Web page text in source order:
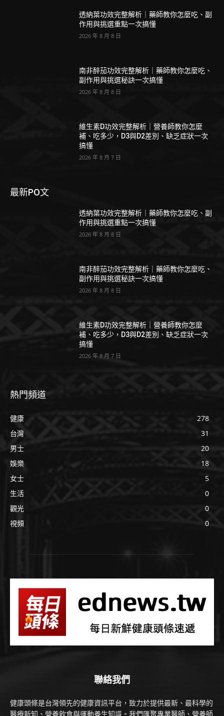
透納葉功效完整解析｜藥師教你怎麼吃、副
作用與挑選重點一次搞懂
2026 年 8 月 8 日
南非醉茄功效完整解析｜藥師教你怎麼吃、
副作用與挑選秘訣一次搞懂
2026 年 8 月 8 日
維生素D功效完整解析｜營養師教你怎麼
補、吃多少，D3與D2差別、缺乏症狀一次
搞懂
2026 年 8 月 7 日
最新PO文
透納葉功效完整解析｜藥師教你怎麼吃、副
作用與挑選重點一次搞懂
2026 年 8 月 8 日
南非醉茄功效完整解析｜藥師教你怎麼吃、
副作用與挑選秘訣一次搞懂
2026 年 8 月 8 日
維生素D功效完整解析｜營養師教你怎麼
補、吃多少，D3與D2差別、缺乏症狀一次
搞懂
2026 年 8 月 7 日
熱門頻道
健康
278
台灣
31
男士
20
娛樂
18
女士
5
生活
0
觀光
0
視頻
0
聯絡我們
健康頭條是台灣領先的健康資訊平台，致力於提供最新、最科學的
醫療新知、營養飲食與運動養生知識。我們匯聚專業醫師、營養師